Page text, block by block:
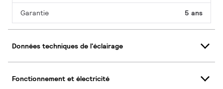
Garantie 5 ans
Données techniques de l'éclairage
Fonctionnement et électricité